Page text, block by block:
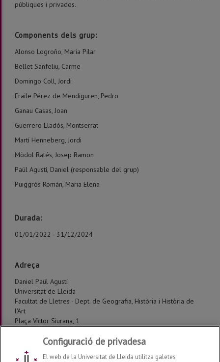
públiques i privades.
Components dels grup:
Alonso Logroño, Maria Pilar
Bellet Sanfeliu, Carme
Domingo Coll, Jordi
Fraile Pérez de Mendiguren, Pedro
Ganau Casas, Joan
Guerrero Lladós, Montserrat
Martí Henneberg, Jordi
Mòdol Ratés, Josep Ramon
Paül Agustí, Daniel (responsable del grup)
Puiggròs Román, Maria Elena
Durada:
01/01/2022 - 31/12/2024
Adreça
Daniel Paül Agustí
Universitat de Lleida
Facultat de Lletres - Dept. de Geografia, Història i Història de
l'Art
Plaça Víctor Siurana, 1
Tel. 973 7021 74Configuració de privadesa
El web de la Universitat de Lleida utilitza galetes